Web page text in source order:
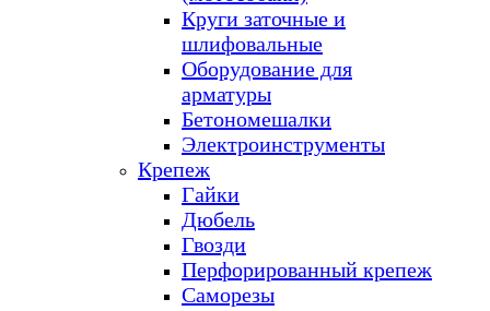
Круги заточные и
шлифовальные
Оборудование для
арматуры
Бетономешалки
Электроинструменты
Крепеж
Гайки
Дюбель
Гвозди
Перфорированный крепеж
Саморезы